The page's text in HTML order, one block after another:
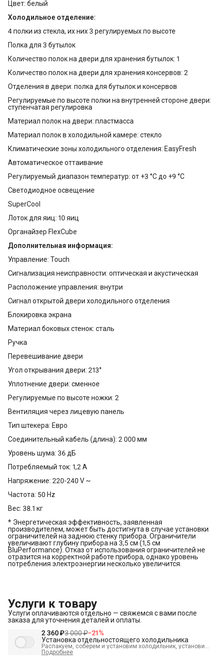
Цвет: белый
Холодильное отделение:
4 полки из стекла, их них 3 регулируемых по высоте
Полка для 3 бутылок
Количество полок на двери для хранения бутылок: 1
Количество полок на двери для хранения консервов: 2
Отделения в двери: полка для бутылок и консервов
Регулируемые по высоте полки на внутренней стороне двери:
ступенчатая регулировка
Материал полок на двери: пластмасса
Материал полок в холодильной камере: стекло
Климатические зоны холодильного отделения: EasyFresh
Автоматическое оттаивание
Регулируемый диапазон температур: от +3 °C до +9 °C
Светодиодное освещение
SuperCool
Лоток для яиц: 10 яиц
Органайзер FlexCube
Дополнительная информация:
Управление: Touch
Сигнализация неисправности: oптическая и акустическая
Расположение управления: внутри
Сигнал открытой двери холодильного отделения
Блокировка экрана
Материал боковых стенок: сталь
Ручка
Перевешивание двери
Угол открывания двери: 213°
Уплотнение двери: сменное
Регулируемые по высоте ножки: 2
Вентиляция через лицевую панель
Тип штекера: Евро
Соединительный кабель (длина): 2 000 мм
Уровень шума: 36 дБ
Потребляемый ток: 1,2 A
Напряжение: 220-240 V ~
Частота: 50 Hz
Вес: 38.1 кг
* Энергетическая эффективность, заявленная
производителем, может быть достигнута в случае установки
ограничителей на заднюю стенку прибора. Ограничители
увеличивают глубину прибора на 3,5 см (1,5 см
BluPerformance). Отказ от использования ограничителей не
отразится на корректной работе прибора, однако уровень
потребления электроэнергии несколько увеличится.
Услуги к товару
Услуги оплачиваются отдельно — свяжемся с вами после
заказа для уточнения деталей и оплаты.
2 360 ₽3 000 ₽−21%
Установка отдельностоящего холодильника
Распакуем, соберем и установим холодильник, установим
полки, выставим по уровню, подключим к электросети и
проверим работоспособность. А так же демонтируем
Подробнее